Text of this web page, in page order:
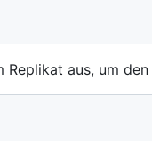
Replikat aus, um